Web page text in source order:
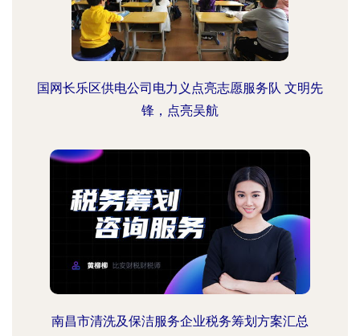
国网长乐区供电公司电力义点亮志愿服务队 文明先
锋，点亮吴航
南昌市清洗及保洁服务企业税务筹划方案汇总